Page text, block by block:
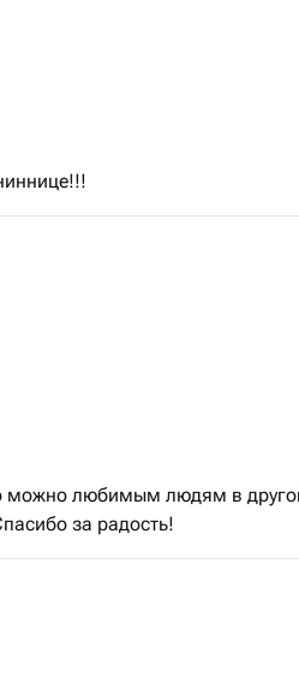
можно любимым людям в
за радость!